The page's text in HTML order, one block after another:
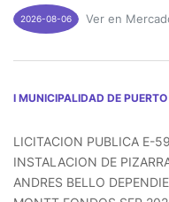
2026-08-06 Ver en
I MUNICIPALIDAD DE
LICITACION PUBLICA E-
INSTALACION DE
ANDRES BELLO